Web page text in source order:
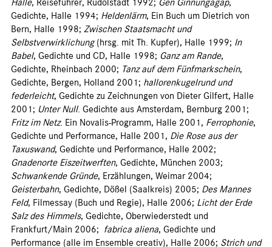
Halle, Reiseführer, Rudolstadt 1992; Gen Ginnungagap,
Gedichte, Halle 1994; Heldenlärm, Ein Buch um Dietrich von
Bern, Halle 1998; Zwischen Staatsmacht und
Selbstverwirklichung(hrsg. mit Th. Kupfer), Halle 1999; In
Babel, Gedichte und CD, Halle 1998; Ganz am Rande,
Gedichte, Rheinbach 2000; Tanz auf dem Fünfmarkschein,
Gedichte, Bergen, Holland 2001; hallorenkugelrund und
federleicht, Gedichte zu Zeichnungen von Dieter Gilfert, Halle
2001; Unter Null. Gedichte aus Amsterdam, Bernburg 2001;
Fritz im Netz. Ein Novalis-Programm, Halle 2001, Ferrophonie,
Gedichte und Performance, Halle 2001, Die Rose aus der
Taxuswand, Gedichte und Performance, Halle 2002;
Gnadenorte Eiszeitwerften, Gedichte, München 2003;
Schwankende Gründe, Erzählungen, Weimar 2004;
Geisterbahn, Gedichte, Dößel (Saalkreis) 2005; Des Mannes
Feld, Filmessay (Buch und Regie), Halle 2006; Licht der Erde
Salz des Himmels, Gedichte, Oberwiederstedt und
Frankfurt/Main 2006; fabrica aliena, Gedichte und
Performance (alle im Ensemble creativ), Halle 2006; Strich und